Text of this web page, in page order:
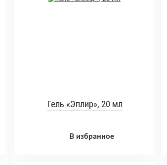
Гель «Эплир», 20 мл
В избранное